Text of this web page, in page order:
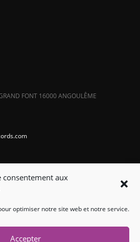
consentement aux
optimiser notre site web et notre service.
Accepter
FONT 16000 ANGOULÊME